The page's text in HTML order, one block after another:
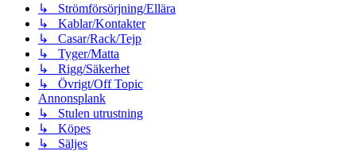
↳ Strömförsörjning/Ellära
↳ Kablar/Kontakter
↳ Casar/Rack/Tejp
↳ Tyger/Matta
↳ Rigg/Säkerhet
↳ Övrigt/Off Topic
Annonsplank
↳ Stulen utrustning
↳ Köpes
↳ Säljes